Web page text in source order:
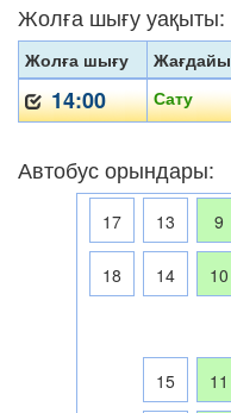
Жолға шығу уақыты:
Жолға шығу Жағдайы
14:00 Сату
Автобус орындары:
17 13 9
18 14 10
15 11